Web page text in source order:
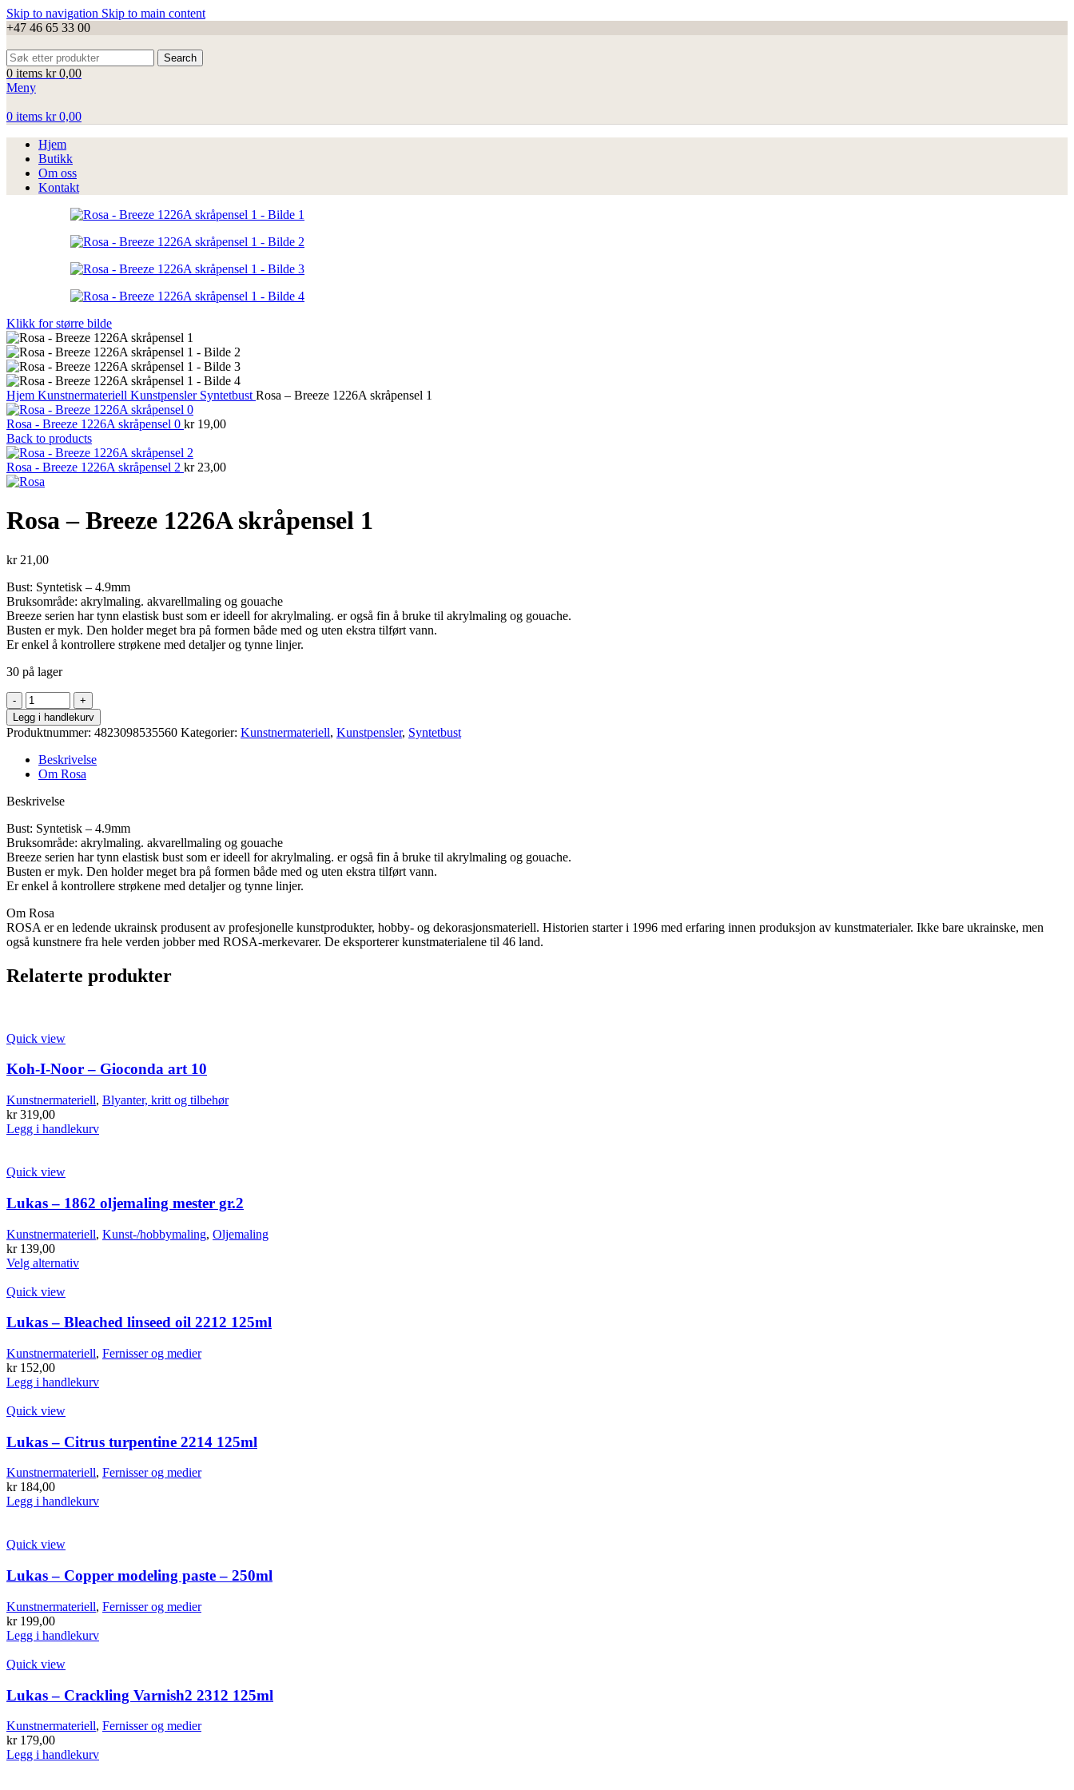
Skip to navigation Skip to main content
+47 46 65 33 00
Search
0 items kr0,00
Meny
0 items kr0,00
Hjem
Butikk
Om oss
Kontakt
Klikk for større bilde
Hjem Kunstnermateriell Kunstpensler Syntetbust Rosa – Breeze 1226A skråpensel 1
Rosa - Breeze 1226A skråpensel 0 kr19,00
Back to products
Rosa - Breeze 1226A skråpensel 2 kr23,00
Rosa – Breeze 1226A skråpensel 1
kr21,00
Bust: Syntetisk – 4.9mm
Bruksområde: akrylmaling. akvarellmaling og gouache
Breeze serien har tynn elastisk bust som er ideell for akrylmaling. er også fin å bruke til akrylmaling og gouache.
Busten er myk. Den holder meget bra på formen både med og uten ekstra tilført vann.
Er enkel å kontrollere strøkene med detaljer og tynne linjer.
30 på lager
Rosa
-
Breeze
1226A
skråpensel
1
antall
Legg i handlekurv
Produktnummer: 4823098535560 Kategorier: Kunstnermateriell, Kunstpensler, Syntetbust
Beskrivelse
Om Rosa
Beskrivelse
Bust: Syntetisk – 4.9mm
Bruksområde: akrylmaling. akvarellmaling og gouache
Breeze serien har tynn elastisk bust som er ideell for akrylmaling. er også fin å bruke til akrylmaling og gouache.
Busten er myk. Den holder meget bra på formen både med og uten ekstra tilført vann.
Er enkel å kontrollere strøkene med detaljer og tynne linjer.
Om Rosa
ROSA er en ledende ukrainsk produsent av profesjonelle kunstprodukter, hobby- og dekorasjonsmateriell. Historien starter i 1996 med erfaring innen produksjon av kunstmaterialer. Ikke bare ukrainske, men
også kunstnere fra hele verden jobber med ROSA-merkevarer. De eksporterer kunstmaterialene til 46 land.
Relaterte produkter
Quick view
Koh-I-Noor – Gioconda art 10
Kunstnermateriell, Blyanter, kritt og tilbehør
kr319,00
Legg i handlekurv
Quick view
Lukas – 1862 oljemaling mester gr.2
Kunstnermateriell, Kunst-/hobbymaling, Oljemaling
kr139,00
Velg alternativDette
varianter.
kan
velges
på
produktsiden
Quick view
Lukas – Bleached linseed oil 2212 125ml
Kunstnermateriell, Fernisser og medier
kr152,00
Legg i handlekurv
Quick view
Lukas – Citrus turpentine 2214 125ml
Kunstnermateriell, Fernisser og medier
kr184,00
Legg i handlekurv
Quick view
Lukas – Copper modeling paste – 250ml
Kunstnermateriell, Fernisser og medier
kr199,00
Legg i handlekurv
Quick view
Lukas – Crackling Varnish2 2312 125ml
Kunstnermateriell, Fernisser og medier
kr179,00
Legg i handlekurv